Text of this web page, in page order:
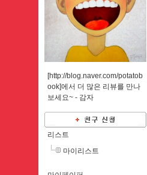
[http://blog.naver.com/potatob
ook]에서 더 많은 리뷰를 만나
보세요~ - 감자
리스트
마이리스트